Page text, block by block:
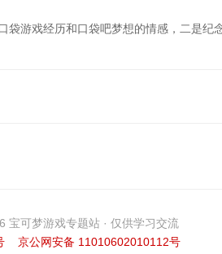
袋游戏经历和口袋吧梦想的情感，二是纪
宝可梦游戏专题站 · 仅供学习交流
京公网安备 11010602010112号